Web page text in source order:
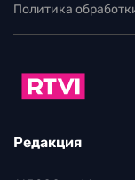
Политика
Редакция